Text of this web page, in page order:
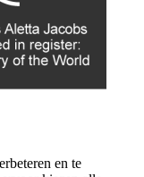
en te